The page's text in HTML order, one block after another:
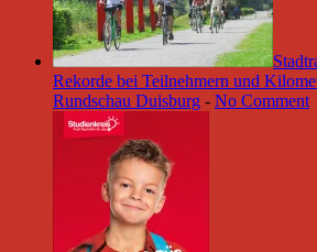
Rekorde bei Teilnehmern und
Rundschau Duisburg - No Comment